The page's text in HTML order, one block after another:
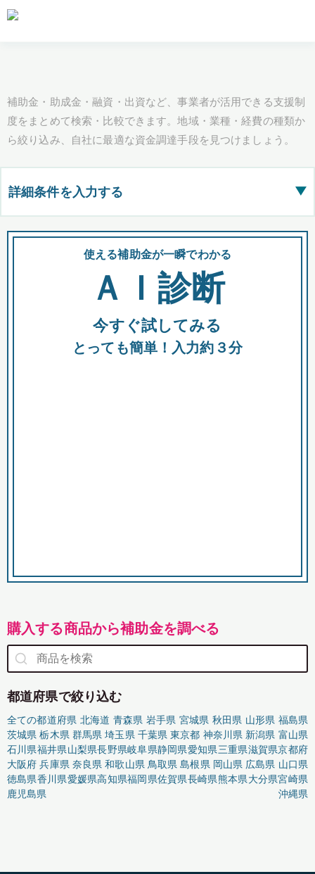
補助金・助成金・融資・出資など、事業者が活用できる支援制
度をまとめて検索・比較できます。地域・業種・経費の種類か
ら絞り込み、自社に最適な資金調達手段を見つけましょう。
詳細条件を入力する ▶
都道府県
全国の検索結果を含めて表示
助成金 融資 出資
使える補助金が一瞬でわかる
ＡＩ診断
今すぐ試してみる
とっても簡単！入力約３分
購入する商品から補助金を調べる
都道府県で絞り込む
全ての都道府県 北海道 青森県 岩手県 宮城県 秋田県 山形県 福島県
茨城県 栃木県 群馬県 埼玉県 千葉県 東京都 神奈川県 新潟県 富山県
石川県福井県山梨県長野県岐阜県静岡県愛知県三重県滋賀県京都府
大阪府 兵庫県 奈良県 和歌山県 鳥取県 島根県 岡山県 広島県 山口県
徳島県香川県愛媛県高知県福岡県佐賀県長崎県熊本県大分県宮崎県
鹿児島県
沖縄県